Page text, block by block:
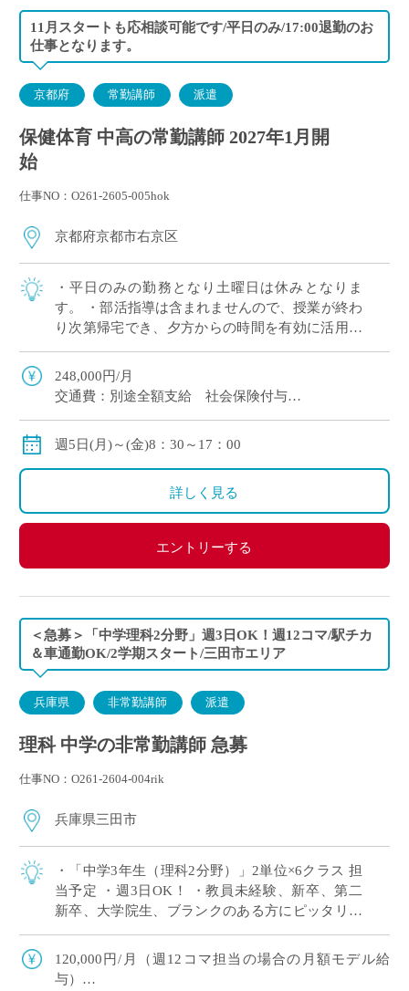
11月スタートも応相談可能です/平日のみ/17:00退勤のお
仕事となります。
京都府 常勤講師 派遣
保健体育 中高の常勤講師 2027年1月開
始
仕事NO：O261-2605-005hok
京都府京都市右京区
・平日のみの勤務となり土曜日は休みとなりま
す。 ・部活指導は含まれませんので、授業が終わ
り次第帰宅でき、夕方からの時間を有効に活用で
きます。 ・引継ぎ体制があるため、未経験の方で
も久しぶりにご勤務される方も安心して業務を
[…]
248,000円/月
交通費：別途全額支給 社会保険付与
週5日(月)～(金)8：30～17：00
詳しく見る
エントリーする
＜急募＞「中学理科2分野」週3日OK！週12コマ/駅チカ
＆車通勤OK/2学期スタート/三田市エリア
兵庫県 非常勤講師 派遣
理科 中学の非常勤講師 急募
仕事NO：O261-2604-004rik
兵庫県三田市
・「中学3年生（理科2分野）」2単位×6クラス 担
当予定 ・週3日OK！ ・教員未経験、新卒、第二
新卒、大学院生、ブランクのある方にピッタリ！
・労務環境や生徒層において評判の良い学校です
※広大なキャンパスでしっかり授 […]
120,000円/月（週12コマ担当の場合の月額モデル給
与）